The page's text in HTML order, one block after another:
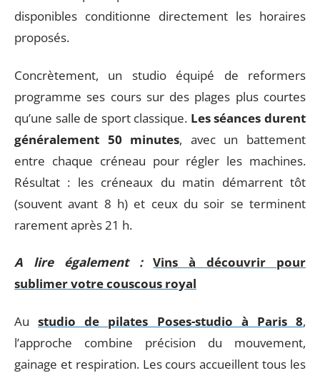
disponibles conditionne directement les horaires
proposés.
Concrètement, un studio équipé de reformers
programme ses cours sur des plages plus courtes
qu’une salle de sport classique. Les séances durent
généralement 50 minutes, avec un battement
entre chaque créneau pour régler les machines.
Résultat : les créneaux du matin démarrent tôt
(souvent avant 8 h) et ceux du soir se terminent
rarement après 21 h.
A lire également :
Vins à découvrir pour
sublimer votre couscous royal
Austudio de pilates Poses-studio à Paris 8,
l’approche combine précision du mouvement,
gainage et respiration. Les cours accueillent tous les